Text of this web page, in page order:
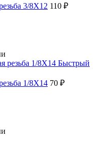
3/8X12 110 ₽
Быстрый
1/8X14 70 ₽